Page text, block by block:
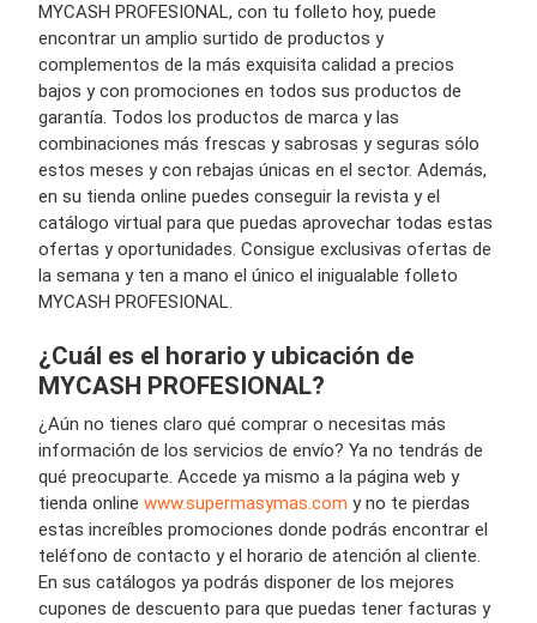
MYCASH PROFESIONAL, con tu folleto hoy, puede
encontrar un amplio surtido de productos y
complementos de la más exquisita calidad a precios
bajos y con promociones en todos sus productos de
garantía. Todos los productos de marca y las
combinaciones más frescas y sabrosas y seguras sólo
estos meses y con rebajas únicas en el sector. Además,
en su tienda online puedes conseguir la revista y el
catálogo virtual para que puedas aprovechar todas estas
ofertas y oportunidades. Consigue exclusivas ofertas de
la semana y ten a mano el único el inigualable folleto
MYCASH PROFESIONAL.
¿Cuál es el horario y ubicación de
MYCASH PROFESIONAL?
¿Aún no tienes claro qué comprar o necesitas más
información de los servicios de envío? Ya no tendrás de
qué preocuparte. Accede ya mismo a la página web y
tienda online www.supermasymas.com y no te pierdas
estas increíbles promociones donde podrás encontrar el
teléfono de contacto y el horario de atención al cliente.
En sus catálogos ya podrás disponer de los mejores
cupones de descuento para que puedas tener facturas y